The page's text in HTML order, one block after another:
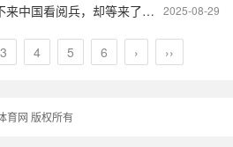
2025-08-29
的回复，中方给出的6个字，让他彻底死心了？
3 4 5 6 › ››
育网 版权所有